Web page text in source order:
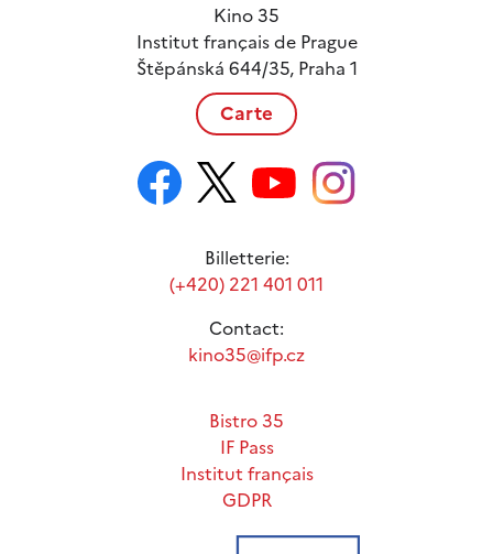
Kino 35
Institut français de Prague
Štěpánská 644/35, Praha 1
Carte
Billetterie:
(+420) 221 401 011
Contact:
kino35@ifp.cz
Bistro 35
IF Pass
Institut français
GDPR